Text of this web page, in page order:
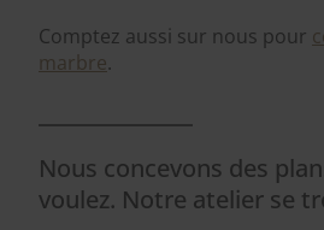
Comptez aussi sur nous pour
marbre.
Nous concevons des
voulez. Notre atelier se